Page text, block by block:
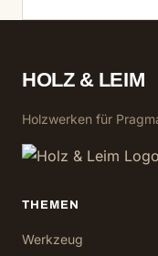
HOLZ & LEIM
Holzwerken für
THEMEN
Werkzeug